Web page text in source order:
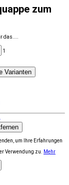
zum
das....
1
Varianten
um Ihre Erfahrungen
Verwendung zu.
Mehr